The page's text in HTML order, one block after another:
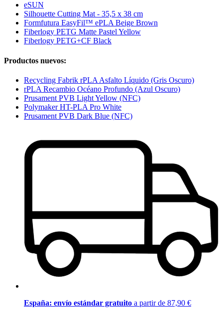
eSUN
Silhouette Cutting Mat - 35,5 x 38 cm
Formfutura EasyFil™ ePLA Beige Brown
Fiberlogy PETG Matte Pastel Yellow
Fiberlogy PETG+CF Black
Productos nuevos:
Recycling Fabrik rPLA Asfalto Líquido (Gris Oscuro)
rPLA Recambio Océano Profundo (Azul Oscuro)
Prusament PVB Light Yellow (NFC)
Polymaker HT-PLA Pro White
Prusament PVB Dark Blue (NFC)
España: envío estándar gratuito a partir de 87,90 €